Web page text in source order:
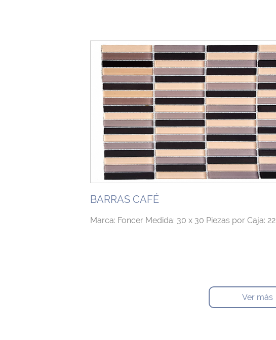
BARRAS CAFÉ
Marca: Foncer Medida: 30 x 30 Piezas por Caja: 22
Ver más